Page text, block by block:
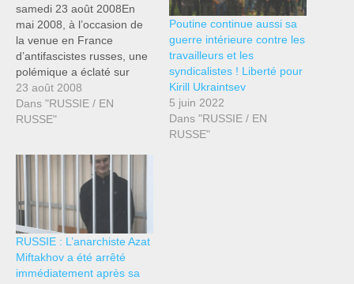
samedi 23 août 2008En
mai 2008, à l’occasion de
la venue en France
d’antifascistes russes, une
polémique a éclaté sur
internet concernant les
liens entre un certain
antifascisme et l’Etat. Il
nébuleuse antifasciste (qui
n’est peut-être pas
nébuleuse pour rien...),
mais…
23 août 2008
Dans "RUSSIE / EN
RUSSE"
Poutine continue aussi sa
guerre intérieure contre les
travailleurs et les
syndicalistes ! Liberté pour
Kirill Ukraintsev
5 juin 2022
Dans "RUSSIE / EN
RUSSE"
RUSSIE : L’anarchiste Azat
Miftakhov a été arrêté
immédiatement après sa